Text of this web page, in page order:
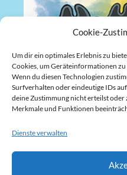
Cookie-
Um dir ein optimales Erlebnis zu
Cookies, um Geräteinformationen
Wenn du diesen Technologien
Surfverhalten oder eindeutige IDs
deine Zustimmung nicht erteilst
Merkmale und Funktionen
Dienste verwalten
Biffy und Cliff
Ein Projekt der